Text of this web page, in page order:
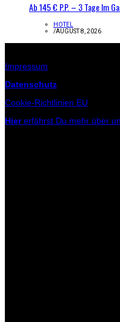
Ab 145 € P.P. – 3 Tage Im
HOTEL
/AUGUST 8, 2026
Impressum
Datenschutz
Cookie-Richtlinien EU
Hiererfährst Du mehr über